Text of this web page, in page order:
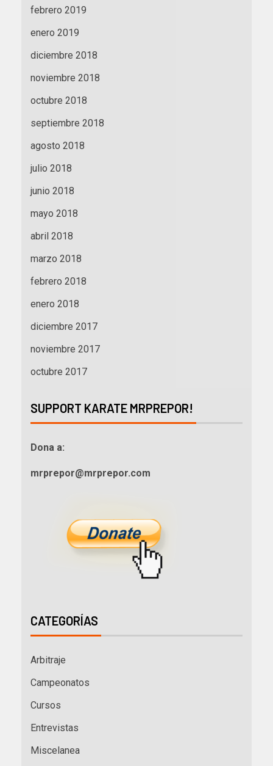
febrero 2019
enero 2019
diciembre 2018
noviembre 2018
octubre 2018
septiembre 2018
agosto 2018
julio 2018
junio 2018
mayo 2018
abril 2018
marzo 2018
febrero 2018
enero 2018
diciembre 2017
noviembre 2017
octubre 2017
SUPPORT KARATE MRPREPOR!
Dona a:
mrprepor@mrprepor.com
CATEGORÍAS
Arbitraje
Campeonatos
Cursos
Entrevistas
Miscelanea